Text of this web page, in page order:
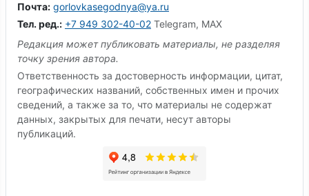
Почта: gorlovkasegodnya@ya.ru
Тел. ред.: +7 949 302-40-02 Telegram, MAX
Редакция может публиковать материалы, не разделяя
точку зрения автора.
Ответственность за достоверность информации, цитат,
географических названий, собственных имен и прочих
сведений, а также за то, что материалы не содержат
данных, закрытых для печати, несут авторы
публикаций.